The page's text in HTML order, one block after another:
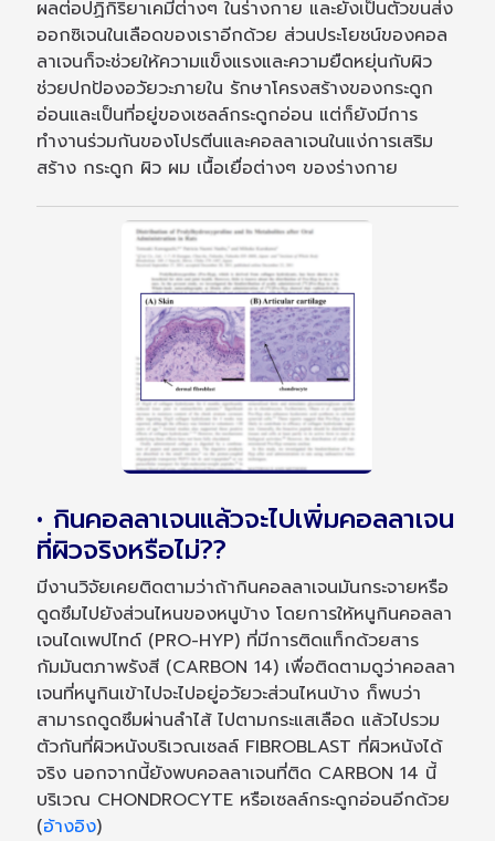
ผลต่อปฏิกิริยาเคมีต่างๆ ในร่างกาย และยังเป็นตัวขนส่ง
ออกซิเจนในเลือดของเราอีกด้วย ส่วนประโยชน์ของคอล
ลาเจนก็จะช่วยให้ความแข็งแรงและความยืดหยุ่นกับผิว
ช่วยปกป้องอวัยวะภายใน รักษาโครงสร้างของกระดูก
อ่อนและเป็นที่อยู่ของเซลล์กระดูกอ่อน แต่ก็ยังมีการ
ทำงานร่วมกันของโปรตีนและคอลลาเจนในแง่การเสริม
สร้าง กระดูก ผิว ผม เนื้อเยื่อต่างๆ ของร่างกาย
• กินคอลลาเจนแล้วจะไปเพิ่มคอลลาเจน
ที่ผิวจริงหรือไม่??
มีงานวิจัยเคยติดตามว่าถ้ากินคอลลาเจนมันกระจายหรือ
ดูดซึมไปยังส่วนไหนของหนูบ้าง โดยการให้หนูกินคอลลา
เจนไดเพปไทด์ (PRO-HYP) ที่มีการติดแท็กด้วยสาร
กัมมันตภาพรังสี (CARBON 14) เพื่อติดตามดูว่าคอลลา
เจนที่หนูกินเข้าไปจะไปอยู่อวัยวะส่วนไหนบ้าง ก็พบว่า
สามารถดูดซึมผ่านลำไส้ ไปตามกระแสเลือด แล้วไปรวม
ตัวกันที่ผิวหนังบริเวณเซลล์ FIBROBLAST ที่ผิวหนังได้
จริง นอกจากนี้ยังพบคอลลาเจนที่ติด CARBON 14 นี้
บริเวณ CHONDROCYTE หรือเซลล์กระดูกอ่อนอีกด้วย
(อ้างอิง)